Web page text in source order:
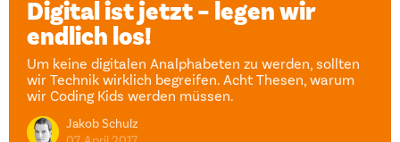
Digital ist jetzt – legen wir
endlich los!
Um keine digitalen Analphabeten zu werden, sollten
wir Technik wirklich begreifen. Acht Thesen, warum
wir Coding Kids werden müssen.
Jakob Schulz